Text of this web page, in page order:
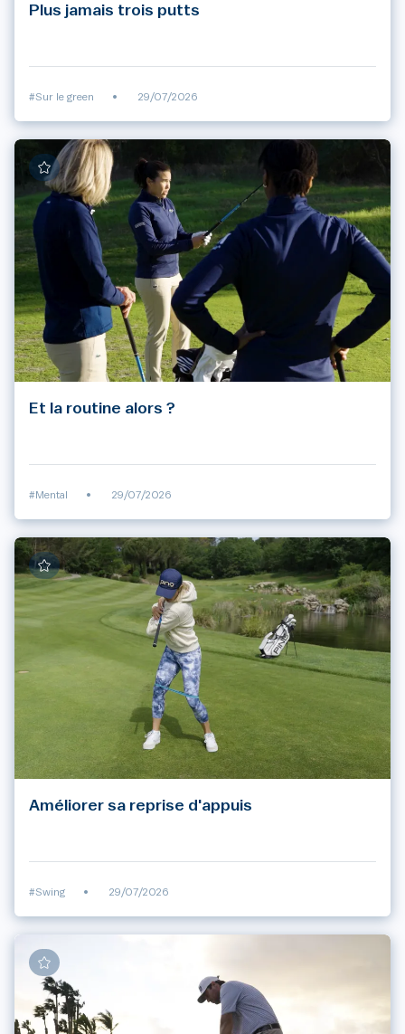
Plus jamais trois putts
#Sur le green • 29/07/2026
Et la routine alors ?
#Mental • 29/07/2026
Améliorer sa reprise d'appuis
#Swing • 29/07/2026